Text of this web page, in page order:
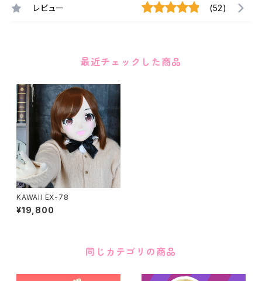
レビュー (52)
最近チェックした商品
KAWAII EX-78
¥19,800
同じカテゴリの商品